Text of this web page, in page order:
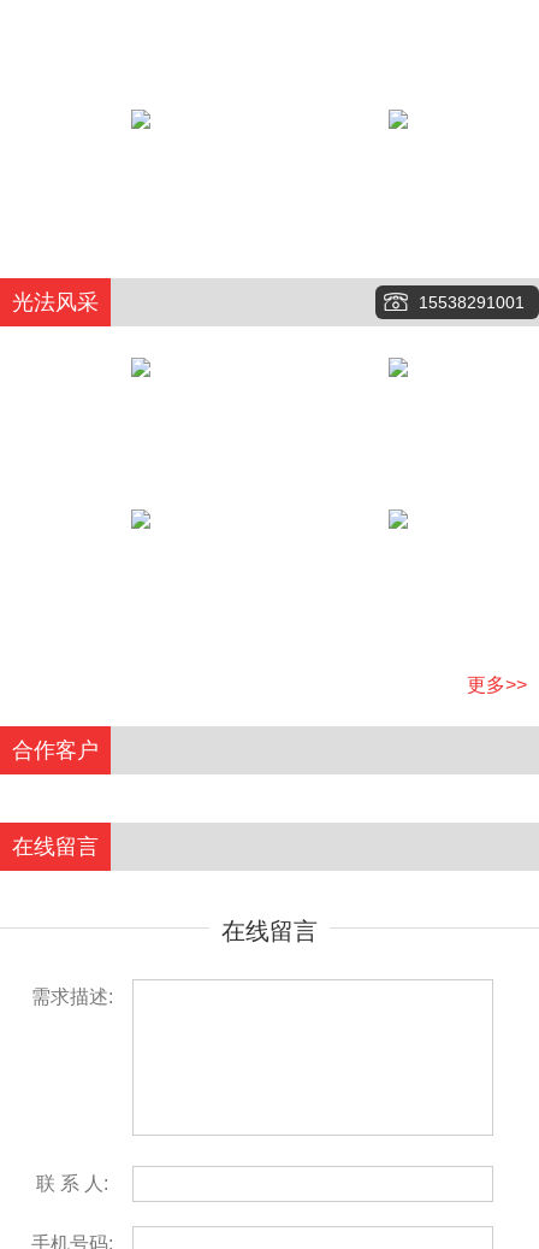
光法风采 15538291001
更多>>
合作客户
在线留言
在线留言
需求描述:
联 系 人:
手机号码: